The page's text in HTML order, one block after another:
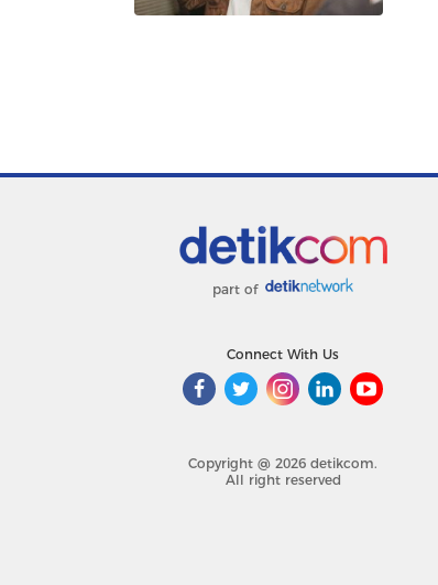
part of
Connect With Us
Copyright @ 2026 detikcom.
All right reserved